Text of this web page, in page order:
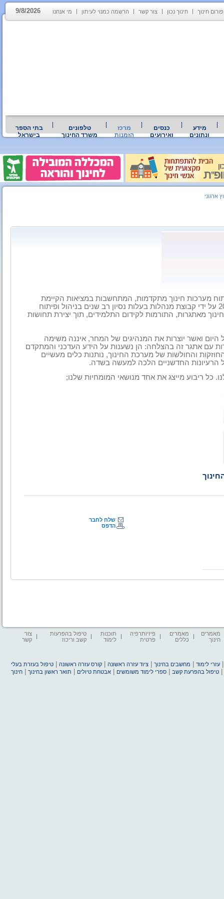
פורום חינוך חינוך נכון צור קשר הרשמה כמנוי לעיתון מי אנחנו 9/8/2026
מידע
ונתונים
כנסים
ואירועים
מרכז
הזמנות
טלפונים
משרד החינוך
בתי הספר
בישראל
ארגוני
מערכות חינוך מתקדמות, המתחשבות במציאות הקיימת
והתואמות יותר למאה ה-21. מארגים, הוקמה בשנת 2007 על ידי קבוצת מנהלות בעלות נסיון רב שנים בניהול ופיתוח
מאתגרות, התורמות לקידום התלמידים, תוך יצירת תחושות
היום ואשר יוצרות את המנהיגים של המחר, איננה משימה
עם אתגר זה בהצלחה: הן נשענות על הידע העדכני והמתקדם
והחולשות של מערכת החינוך, נותנות כלים מעשיים
הרעיונות החדשניים הלכה למעשה בשדה.
כל ריבוע מייצג את אחד מנושאי המומחיות שלנו;
שלח לחבר
הדפס
מאמרים
חינוך
מאמרים
כללים
פיזיותרפיה
פרטית
תוכנות
לימוד
טיפול בהפרעות
קשב וריכוז
צור
קשר
עזרי לימוד מחשבים בחינוך |ציוד עזרה ראשונה |קורס עזרה ראשונה |טיפול בעזרת בעלי
|טיפול בהפרעת קשב |ספרי לימוד משומשים |אבטחת טיולים תואר ראשון בחינוך |חינוך